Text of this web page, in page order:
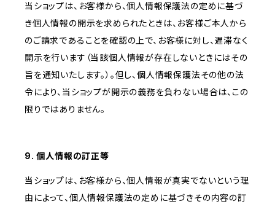
当ショップは、お客様から、個人情報保護法の定めに基づ
き個人情報の開示を求められたときは、お客様ご本人から
のご請求であることを確認の上で、お客様に対し、遅滞なく
開示を行います（当該個人情報が存在しないときにはその
旨を通知いたします。）。但し、個人情報保護法その他の法
令により、当ショップが開示の義務を負わない場合は、この
限りではありません。
9. 個人情報の訂正等
当ショップは、お客様から、個人情報が真実でないという理
由によって、個人情報保護法の定めに基づきその内容の訂